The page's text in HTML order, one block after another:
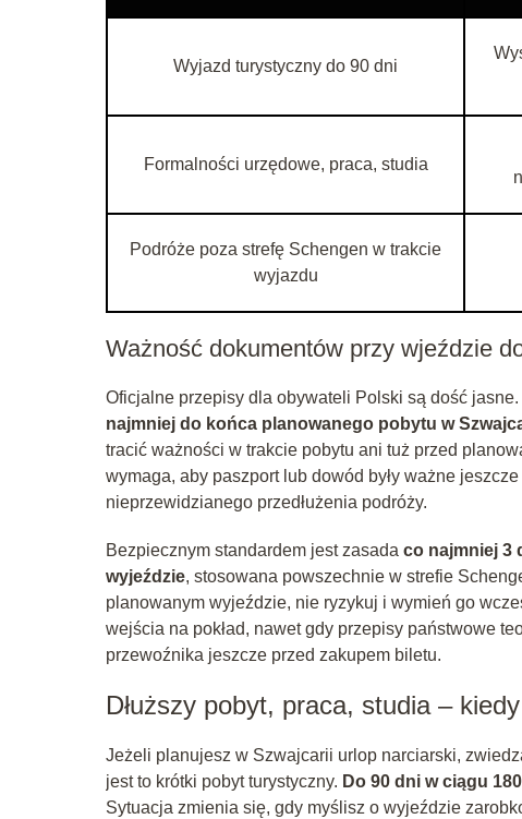
Wyjazd turystyczny do 90 dni
Formalności urzędowe, praca, studia
Podróże poza strefę Schengen w trakcie
wyjazdu
Ważność dokumentów przy wjeździe
Oficjalne przepisy dla obywateli Polski są dość jasne.
najmniej do końca planowanego pobytu w
tracić ważności w trakcie pobytu ani tuż przed
wymaga, aby paszport lub dowód były ważne
nieprzewidzianego przedłużenia podróży.
Bezpiecznym standardem jest zasada co najmniej 3
wyjeździe, stosowana powszechnie w strefie
planowanym wyjeździe, nie ryzykuj i wymień go
wejścia na pokład, nawet gdy przepisy państwowe
przewoźnika jeszcze przed zakupem biletu.
Dłuższy pobyt, praca, studia –
Jeżeli planujesz w Szwajcarii urlop narciarski,
jest to krótki pobyt turystyczny. Do 90 dni w ciągu
Sytuacja zmienia się, gdy myślisz o wyjeździe